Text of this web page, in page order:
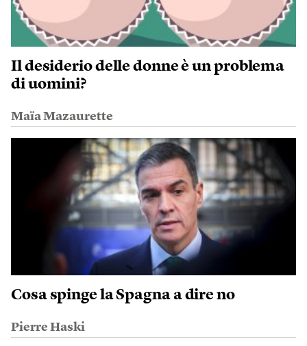
Il desiderio delle donne è un problema
di uomini?
Maïa Mazaurette
Cosa spinge la Spagna a dire no
Pierre Haski